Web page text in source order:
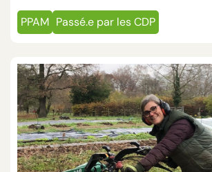
PPAM Passé.e par les CDP